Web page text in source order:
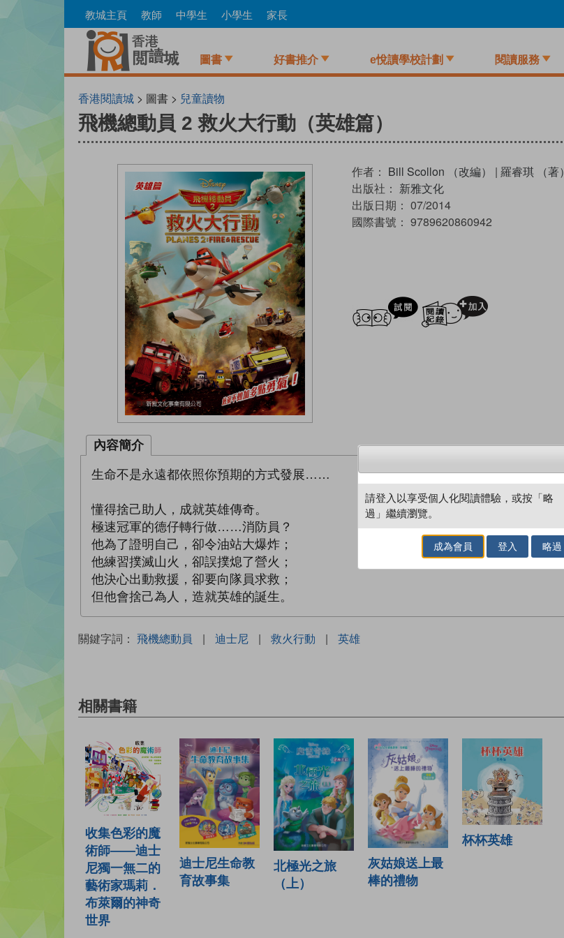
to
教城主頁 教師 中學生 小學生 家長
圖書 好書推介 e悅讀學校計劃 閱讀服務
香港閱讀城> 圖書 > 兒童讀物
飛機總動員 2 救火大行動（英雄篇）
作者： Bill Scollon （改編） | 羅睿琪 （著）
出版社： 新雅文化
出版日期： 07/2014
國際書號： 9789620860942
試閲
內容簡介
生命不是永遠都依照你預期的方式發展……
懂得捨己助人，成就英雄傳奇。
極速冠軍的德仔轉行做……消防員？
他為了證明自己，卻令油站大爆炸；
他練習撲滅山火，卻誤撲熄了營火；
他決心出動救援，卻要向隊員求救；
但他會捨己為人，造就英雄的誕生。
關鍵字詞： 飛機總動員 | 迪士尼 | 救火行動 | 英雄
相關書籍
收集色彩的魔
術師——迪士
尼獨一無二的
藝術家瑪莉．
布萊爾的神奇
世界
迪士尼生命教
育故事集
北極光之旅
（上）
灰姑娘送上最
棒的禮物
杯杯英雄
請登入以享受個人化閱讀體驗，或按「略
過」繼續瀏覽。
成為會員 登入 略過